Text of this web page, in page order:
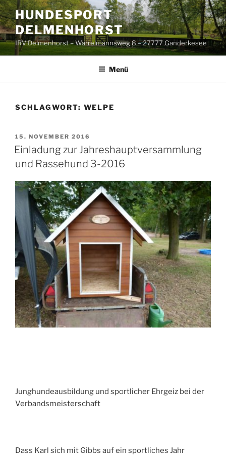
Zum
Inhalt
springen
HUNDESPORT
DELMENHORST
IRV Delmenhorst – Warrelmannsweg 8 – 27777 Ganderkesee
Menü
SCHLAGWORT: WELPE
VERÖFFENTLICHT
AM
15. NOVEMBER 2016
Einladung zur Jahreshauptversammlung
und Rassehund 3-2016
Junghundeausbildung und sportlicher Ehrgeiz bei der
Verbandsmeisterschaft
Dass Karl sich mit Gibbs auf ein sportliches Jahr